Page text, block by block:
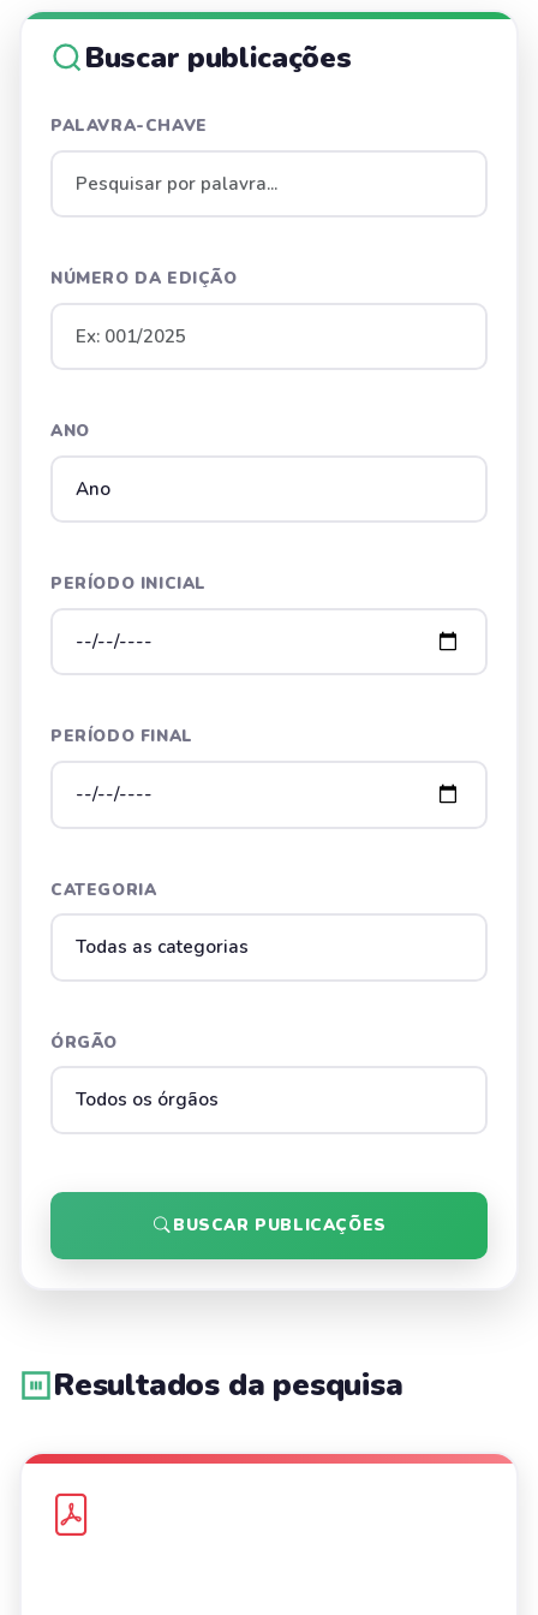
Buscar publicações
PALAVRA-CHAVE
NÚMERO DA EDIÇÃO
ANO
PERÍODO INICIAL
PERÍODO FINAL
CATEGORIA
ÓRGÃO
BUSCAR PUBLICAÇÕES
Resultados da pesquisa